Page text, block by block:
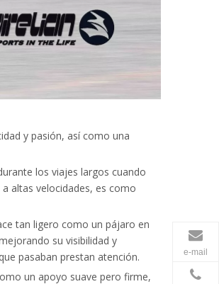
y pasión, así como una
los viajes largos cuando
altas velocidades, es como
tan ligero como un pájaro en
su visibilidad y
pasaban prestan atención.
un apoyo suave pero firme,
e-mail